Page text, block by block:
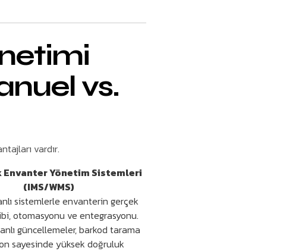
vs.
vardır.
Yönetim Sistemleri
(IMS/WMS)
sistemlerle envanterin gerçek
otomasyonu ve entegrasyonu.
güncellemeler, barkod tarama
sayesinde yüksek doğruluk